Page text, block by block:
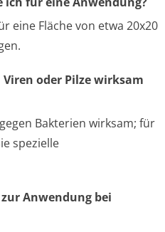
eine Fläche von etwa 20x20
oder Pilze wirksam
Bakterien wirksam; für
spezielle
Anwendung bei